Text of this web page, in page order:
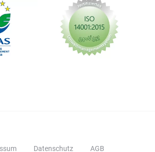
Datenschutz AGB